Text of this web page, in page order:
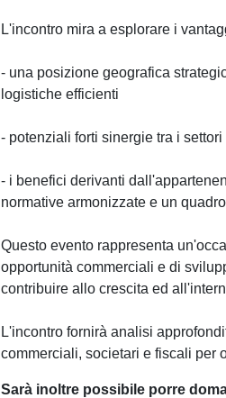
L'incontro mira a esplorare i
- una posizione geografica
logistiche efficienti
- potenziali forti sinergie tra i
- i benefici derivanti
normative armonizzate e un
Questo evento rappresenta
opportunità commerciali e di
contribuire allo crescita ed
L'incontro fornirà analisi
commerciali, societari e fiscali per
Sarà inoltre possibile porre